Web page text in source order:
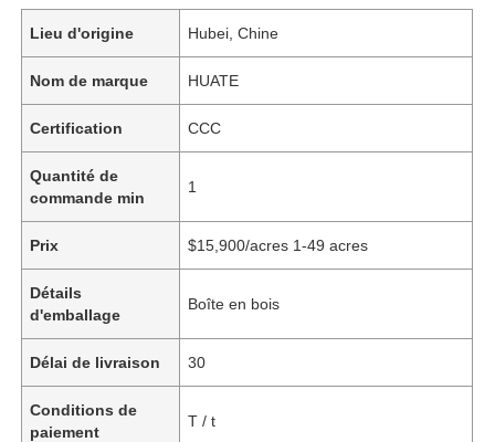
Lieu d'origine Hubei, Chine
Nom de marque HUATE
Certification CCC
Quantité de
commande min
1
Prix $15,900/acres 1-49 acres
Détails
d'emballage
Boîte en bois
Délai de livraison 30
Conditions de
paiement
T / t